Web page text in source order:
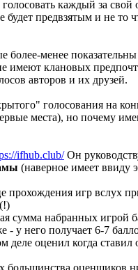
каждый за
будет предвзятым и не
более-менее
имеют клановых
авторов и их друзей.
голосования на
места), но почему
ifhub.club/Он
(наверное имеет ввиду
прохождения игр вслух
сумма набранных
- у него получает 6-7
деле оценил когда ставил